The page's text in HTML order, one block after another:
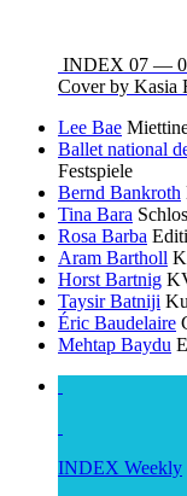
INDEX 07 —
Cover by Kasia
Lee Bae
Ballet national
Festspiele
Bernd Bankroth
Tina Bara
Rosa Barba
Aram Bartholl
Horst Bartnig
Taysir Batniji
Éric Baudelaire
Mehtap Baydu
INDEX Weekly